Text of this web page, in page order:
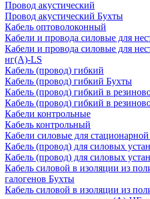
Провод акустический
Провод акустический Бухты
Кабель оптоволоконный
Кабели и провода силовые для
Кабели и провода силовые для
нг(А)-LS
Кабель (провод) гибкий
Кабель (провод) гибкий Бухты
Кабель (провод) гибкий в
Кабель (провод) гибкий в
Кабели контрольные
Кабель контрольный
Кабели силовые для
Кабель (провод) для силовых
Кабель (провод) для силовых
Кабель силовой в изоляции из
галогенов Бухты
Кабель силовой в изоляции из